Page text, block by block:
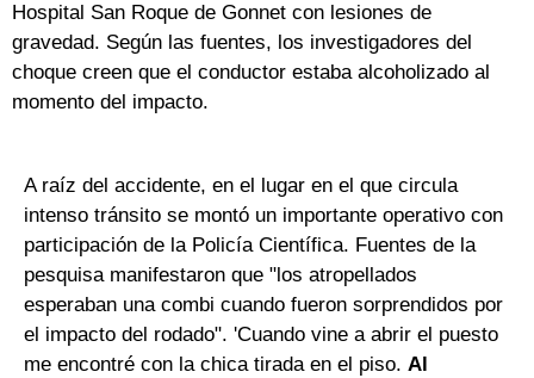
Hospital San Roque de Gonnet con lesiones de
gravedad. Según las fuentes, los investigadores del
choque creen que el conductor estaba alcoholizado al
momento del impacto.
A raíz del accidente, en el lugar en el que circula
intenso tránsito se montó un importante operativo con
participación de la Policía Científica. Fuentes de la
pesquisa manifestaron que "los atropellados
esperaban una combi cuando fueron sorprendidos por
el impacto del rodado". 'Cuando vine a abrir el puesto
me encontré con la chica tirada en el piso. Al